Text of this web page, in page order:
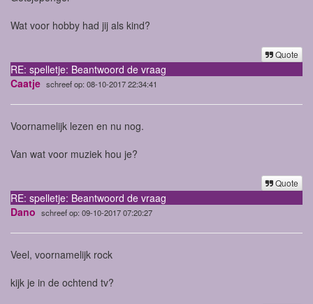
Wat voor hobby had jij als kind?
Quote
RE: spelletje: Beantwoord de vraag
Caatje schreef op: 08-10-2017 22:34:41
Voornamelijk lezen en nu nog.
Van wat voor muziek hou je?
Quote
RE: spelletje: Beantwoord de vraag
Dano schreef op: 09-10-2017 07:20:27
Veel, voornamelijk rock
kijk je in de ochtend tv?